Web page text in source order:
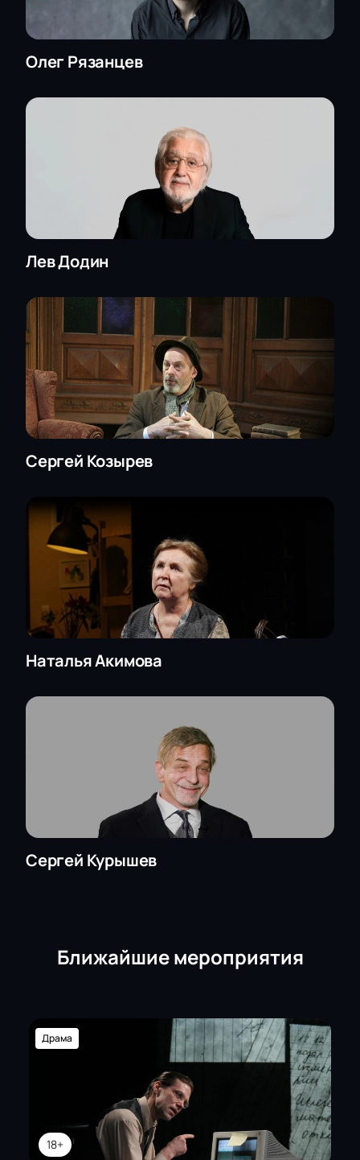
Олег Рязанцев
Лев Додин
Сергей Козырев
Наталья Акимова
Сергей Курышев
Ближайшие мероприятия
18+
Драма